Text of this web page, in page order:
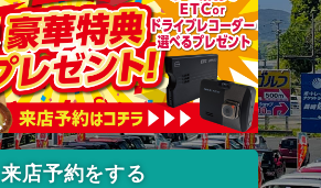
来店予約をする